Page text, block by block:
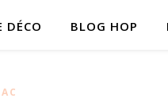
DÉCO BLOG HOP